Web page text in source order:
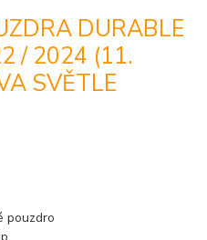
DURABLE
/ 2024 (11.
SVĚTLE
pouzdro